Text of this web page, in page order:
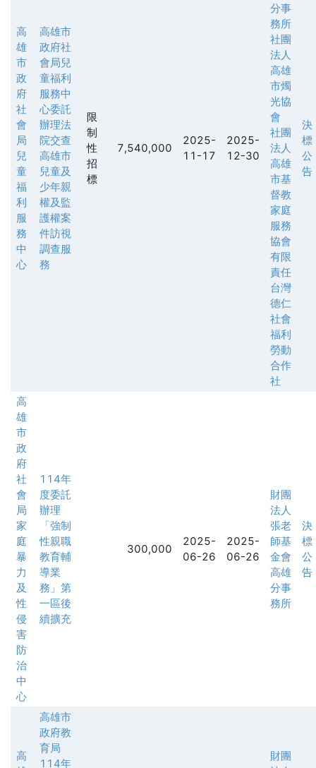
高
雄
市
政
府
社
會
局
兒
童
福
利
服
務
中
心
高雄市
政府社
會局兒
童福利
服務中
心委託
辦理法
院交查
高雄市
兒童及
少年親
權及監
護權案
件訪視
調查服
務
限
制
性
招
標
7,540,000
2025-
11-17
2025-
12-30
分事
務所
社團
法人
高雄
市燭
光協
會
社團
法人
高雄
市基
督教
家庭
服務
協會
有限
責任
台灣
德仁
社會
福利
勞動
合作
社
決
標
公
告
高
雄
市
政
府
社
會
局
家
庭
暴
力
及
性
侵
害
防
治
中
心
114年
度委託
辦理
「強制
性親職
教育輔
導業
務」第
一區後
續擴充
300,000
2025-
06-26
2025-
06-26
財團
法人
張老
師基
金會
高雄
分事
務所
決
標
公
告
高
高雄市
政府教
育局
114年
財團